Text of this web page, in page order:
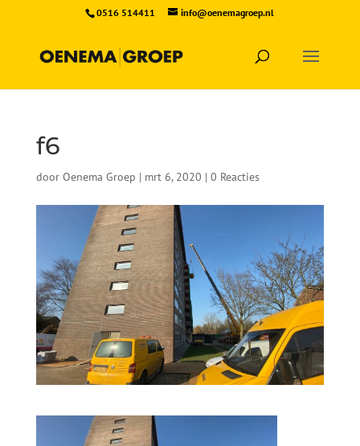
0516 514411 info@oenemagroep.nl
f6
door Oenema Groep | mrt 6, 2020 | 0 Reacties